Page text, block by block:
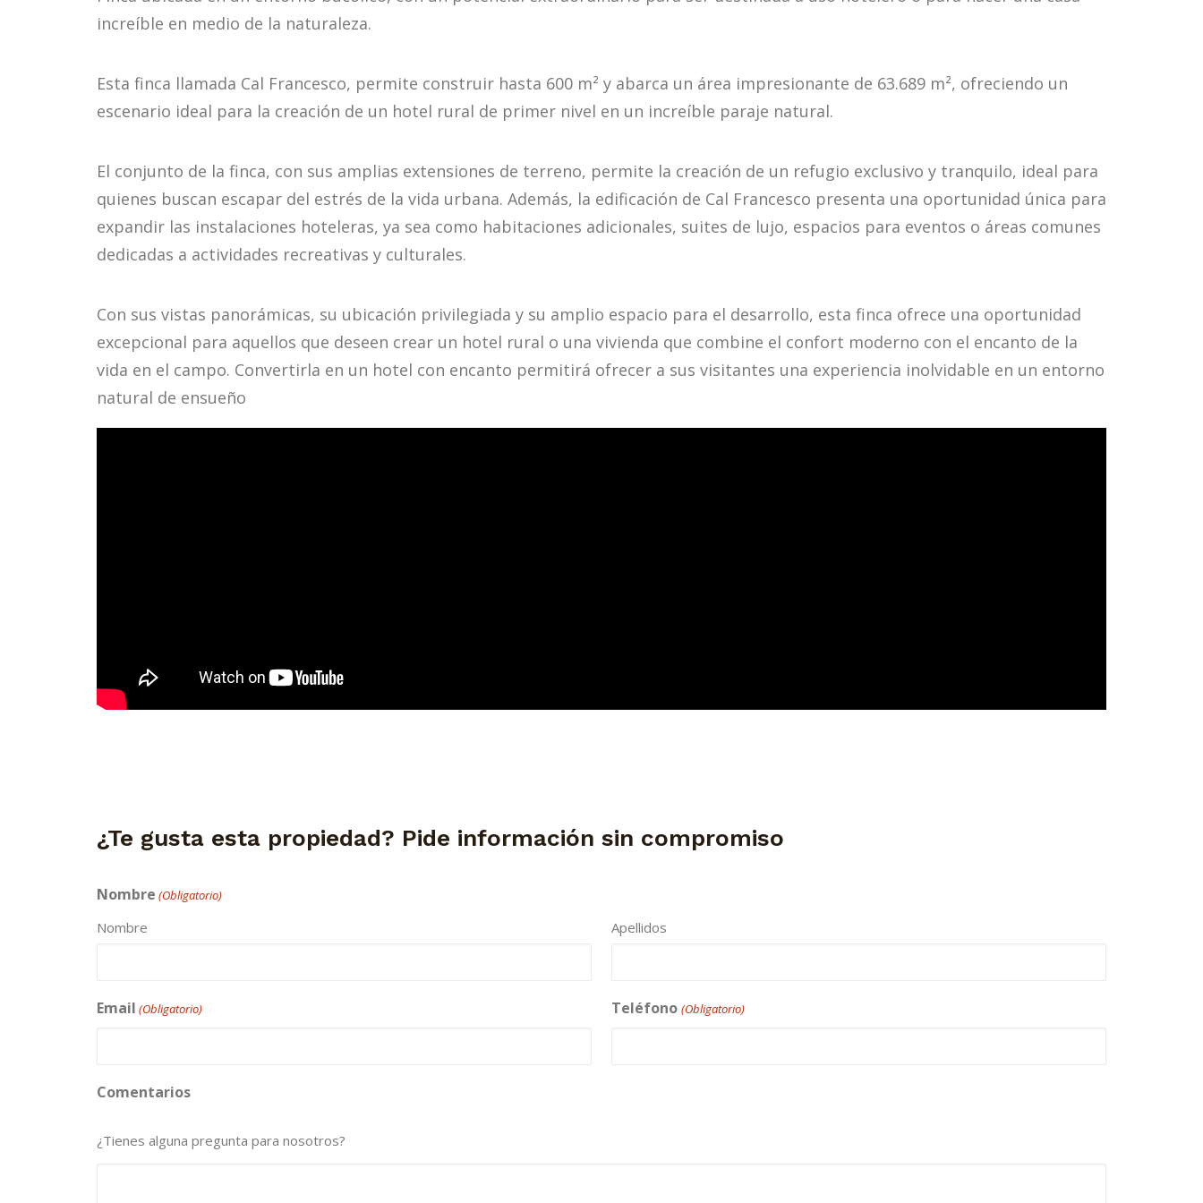
increíble en medio de la naturaleza.
Esta finca llamada Cal Francesco, permite construir hasta 600 m² y abarca un área impresionante de 63.689 m², ofreciendo un
escenario ideal para la creación de un hotel rural de primer nivel en un increíble paraje natural.
El conjunto de la finca, con sus amplias extensiones de terreno, permite la creación de un refugio exclusivo y tranquilo, ideal para
quienes buscan escapar del estrés de la vida urbana. Además, la edificación de Cal Francesco presenta una oportunidad única para
expandir las instalaciones hoteleras, ya sea como habitaciones adicionales, suites de lujo, espacios para eventos o áreas comunes
dedicadas a actividades recreativas y culturales.
Con sus vistas panorámicas, su ubicación privilegiada y su amplio espacio para el desarrollo, esta finca ofrece una oportunidad
excepcional para aquellos que deseen crear un hotel rural o una vivienda que combine el confort moderno con el encanto de la
vida en el campo. Convertirla en un hotel con encanto permitirá ofrecer a sus visitantes una experiencia inolvidable en un entorno
natural de ensueño
¿Te gusta esta propiedad? Pide información sin compromiso
Nombre (Obligatorio)
Nombre Apellidos
Email (Obligatorio) Teléfono (Obligatorio)
Comentarios
¿Tienes alguna pregunta para nosotros?